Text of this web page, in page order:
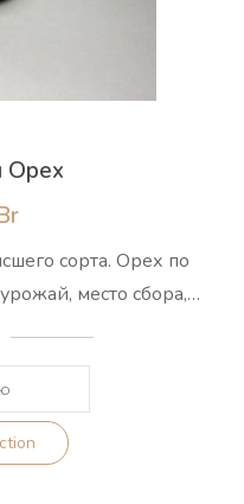
Орех
сорта. Орех по
место сбора,
сорта, прошедший
в этом процессе
семена и
в
орех высшего